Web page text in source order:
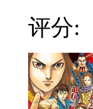
评分: